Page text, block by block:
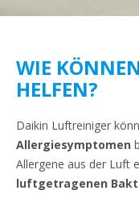
WIE
HELFEN?
Daikin Luftreiniger
Allergiesymptomen
Allergene aus der Luft
luftgetragenen